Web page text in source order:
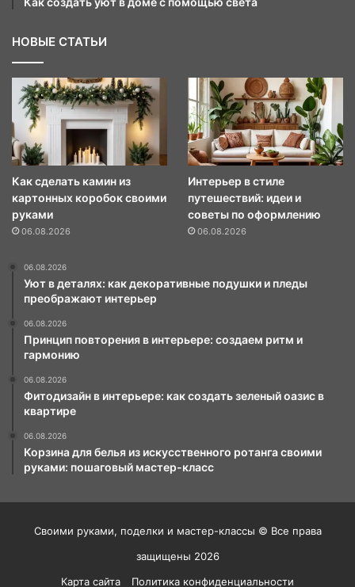
НОВЫЕ СТАТЬИ
Как сделать камин из
картонных коробок своими
руками
06.08.2026
Интерьер в стиле
путешествий: идеи и
советы по оформлению
06.08.2026
06.08.2026
Уют в деталях: как декоративные подушки и пледы
преображают интерьер
06.08.2026
Принцип повторения в интерьере: создаем ритм и
гармонию
06.08.2026
Фитодизайн в интерьере: как создать зеленый оазис в
квартире
06.08.2026
Корзина для белья из искусственного ротанга своими
руками: пошаговый мастер-класс
Своими руками, поделки и мастер-классы © Все права
защищены 2026
Карта сайта
Политика конфиденциальности